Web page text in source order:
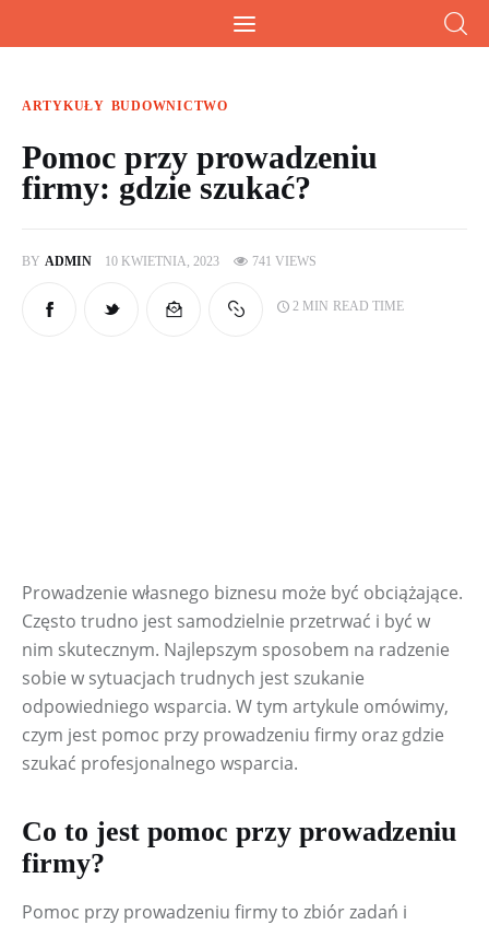
Home
ARTYKUŁY BUDOWNICTWO
Pomoc przy prowadzeniu
firmy: gdzie szukać?
BY ADMIN 10 KWIETNIA, 2023 741 VIEWS
2 MIN READ TIME
Prowadzenie własnego biznesu może być obciążające.
Często trudno jest samodzielnie przetrwać i być w
nim skutecznym. Najlepszym sposobem na radzenie
sobie w sytuacjach trudnych jest szukanie
odpowiedniego wsparcia. W tym artykule omówimy,
czym jest pomoc przy prowadzeniu firmy oraz gdzie
szukać profesjonalnego wsparcia.
Co to jest pomoc przy prowadzeniu
firmy?
Pomoc przy prowadzeniu firmy to zbiór zadań i